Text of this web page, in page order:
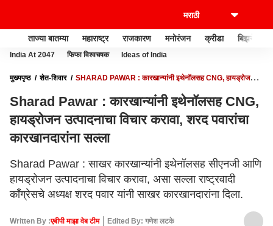
ताज्या बातम्या महाराष्ट्र राजकारण मनोरंजन क्रीडा बिझनेस
India At 2047 फिफा विश्वचषक Ideas of India
मुख्यपृष्ठ शेत-शिवार
SHARAD PAWAR : कारखान्यांनी इथेनॉलसह CNG, हायड्रोजन
Sharad Pawar : कारखान्यांनी इथेनॉलसह CNG,
हायड्रोजन उत्पादनाचा विचार करावा, शरद पवारांचा
कारखानदारांना सल्ला
Sharad Pawar : साखर कारखान्यांनी इथेनॉलसह सीएनजी आणि
हायड्रोजन उत्पादनाचा विचार करावा, असा सल्ला राष्ट्रवादी
काँग्रेसचे अध्यक्ष शरद पवार यांनी साखर कारखानदारांना दिला.
Written By :एबीपी माझा वेब टीम
Edited By: गणेश लटके